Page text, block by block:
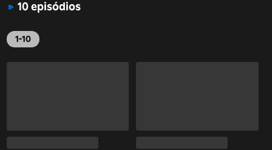
10 episódios
1-10